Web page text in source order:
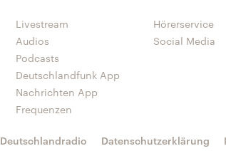
Livestream
Audios
Podcasts
Deutschlandfunk App
Nachrichten App
Frequenzen
Hörerservice
Social Media
Deutschlandradio Datenschutzerklärung